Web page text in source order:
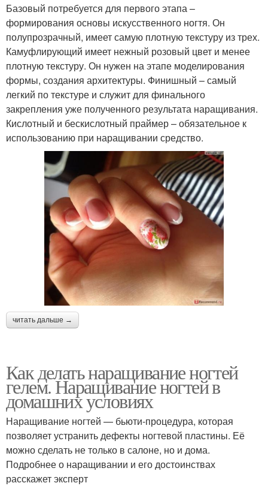
Базовый потребуется для первого этапа –
формирования основы искусственного ногтя. Он
полупрозрачный, имеет самую плотную текстуру из трех.
Камуфлирующий имеет нежный розовый цвет и менее
плотную текстуру. Он нужен на этапе моделирования
формы, создания архитектуры. Финишный – самый
легкий по текстуре и служит для финального
закрепления уже полученного результата наращивания.
Кислотный и бескислотный праймер – обязательное к
использованию при наращивании средство.
читать дальше →
Как делать наращивание ногтей
гелем. Наращивание ногтей в
домашних условиях
Наращивание ногтей — бьюти-процедура, которая
позволяет устранить дефекты ногтевой пластины. Её
можно сделать не только в салоне, но и дома.
Подробнее о наращивании и его достоинствах
расскажет эксперт